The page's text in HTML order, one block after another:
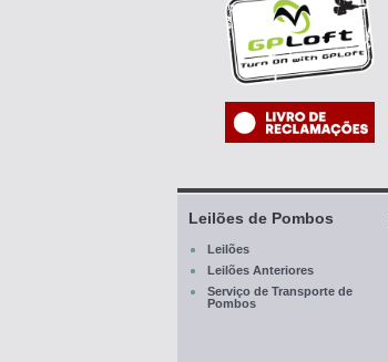
Leilões de Pombos
Leilões
Leilões Anteriores
Serviço de Transporte de
Pombos